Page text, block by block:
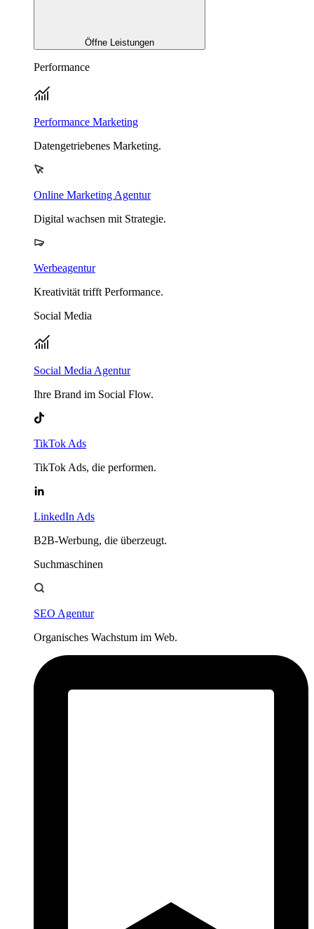
Öffne Leistungen
Performance
Performance Marketing
Datengetriebenes Marketing.
Online Marketing Agentur
Digital wachsen mit Strategie.
Werbeagentur
Kreativität trifft Performance.
Social Media
Social Media Agentur
Ihre Brand im Social Flow.
TikTok Ads
TikTok Ads, die performen.
LinkedIn Ads
B2B-Werbung, die überzeugt.
Suchmaschinen
SEO Agentur
Organisches Wachstum im Web.